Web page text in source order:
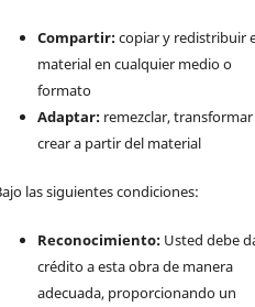
Compartir:copiar y redistribuir
material en cualquier medio o
formato
Adaptar: remezclar,
crear a partir del material
las siguientes condiciones:
Reconocimiento: Usted debe
crédito a esta obra de manera
adecuada, proporcionando un